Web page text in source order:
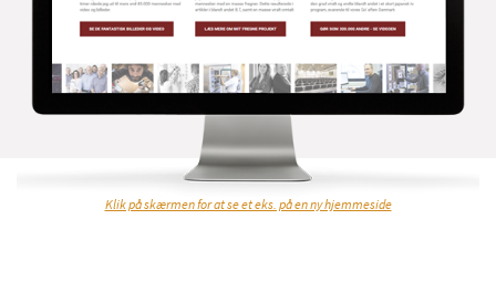
Klik på skærmen for at se et eks. på en ny hjemmeside